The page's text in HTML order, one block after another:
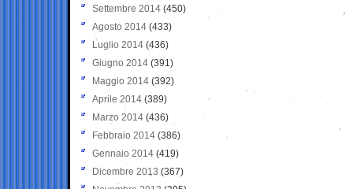
Settembre 2014 (450)
Agosto 2014 (433)
Luglio 2014 (436)
Giugno 2014 (391)
Maggio 2014 (392)
Aprile 2014 (389)
Marzo 2014 (436)
Febbraio 2014 (386)
Gennaio 2014 (419)
Dicembre 2013 (367)